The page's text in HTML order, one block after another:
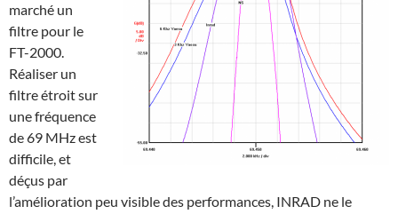
marché un
filtre pour le
FT-2000.
Réaliser un
filtre étroit sur
une fréquence
de 69 MHz est
difficile, et
déçus par
l’amélioration peu visible des performances, INRAD ne le